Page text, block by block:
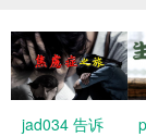
jad034 告诉